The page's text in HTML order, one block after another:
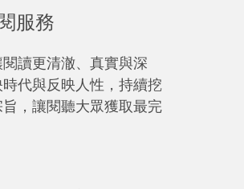
服務
讀更清澈、真實與深
代與反映人性，持續挖
，讓閱聽大眾獲取最完